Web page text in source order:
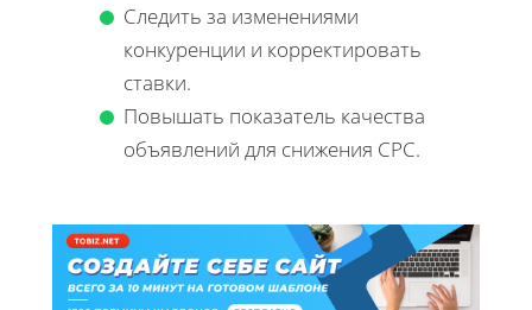
Следить за изменениями
конкуренции и корректировать
ставки.
Повышать показатель качества
объявлений для снижения CPC.